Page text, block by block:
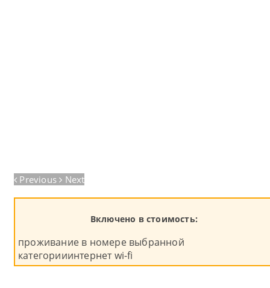
Previous Next
Включено в стоимость:
проживание в номере выбранной
категорииинтернет wi-fi